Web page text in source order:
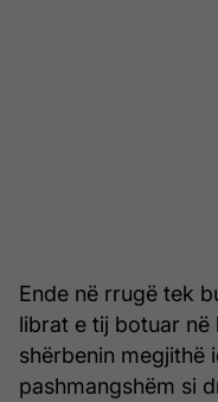
Ende në rrugë tek
librat e tij botuar në
shërbenin megjithë
pashmangshëm si